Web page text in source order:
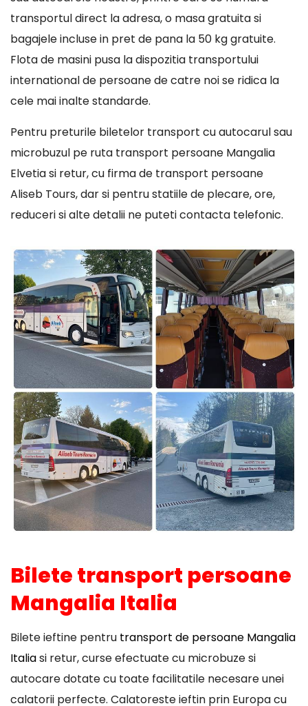
transportul direct la adresa, o masa gratuita si
bagajele incluse in pret de pana la 50 kg gratuite.
Flota de masini pusa la dispozitia transportului
international de persoane de catre noi se ridica la
cele mai inalte standarde.
Pentru preturile biletelor transport cu autocarul sau
microbuzul pe ruta transport persoane Mangalia
Elvetia si retur, cu firma de transport persoane
Aliseb Tours, dar si pentru statiile de plecare, ore,
reduceri si alte detalii ne puteti contacta telefonic.
Bilete transport persoane
Mangalia Italia
Bilete ieftine pentru transport de persoane Mangalia
Italiasi retur, curse efectuate cu microbuze si
autocare dotate cu toate facilitatile necesare unei
calatorii perfecte. Calatoreste ieftin prin Europa cu